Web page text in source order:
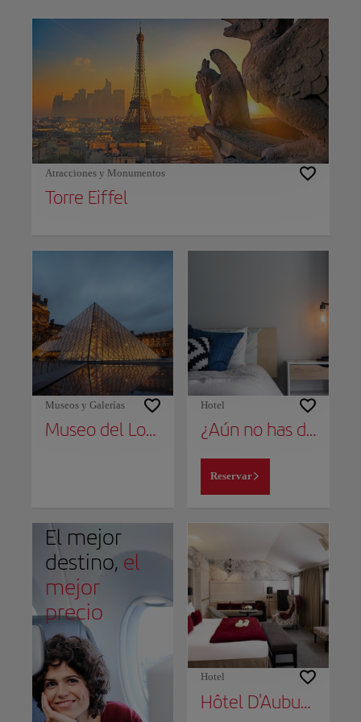
Atracciones y Monumentos
Torre Eiffel
Museos y Galerías
Museo del Louvre
Hotel
¿Aún no has decidido dónde alojarte?
Reservar
El mejor
destino, el
mejor
precio
Hotel
Hôtel D'Aubusson